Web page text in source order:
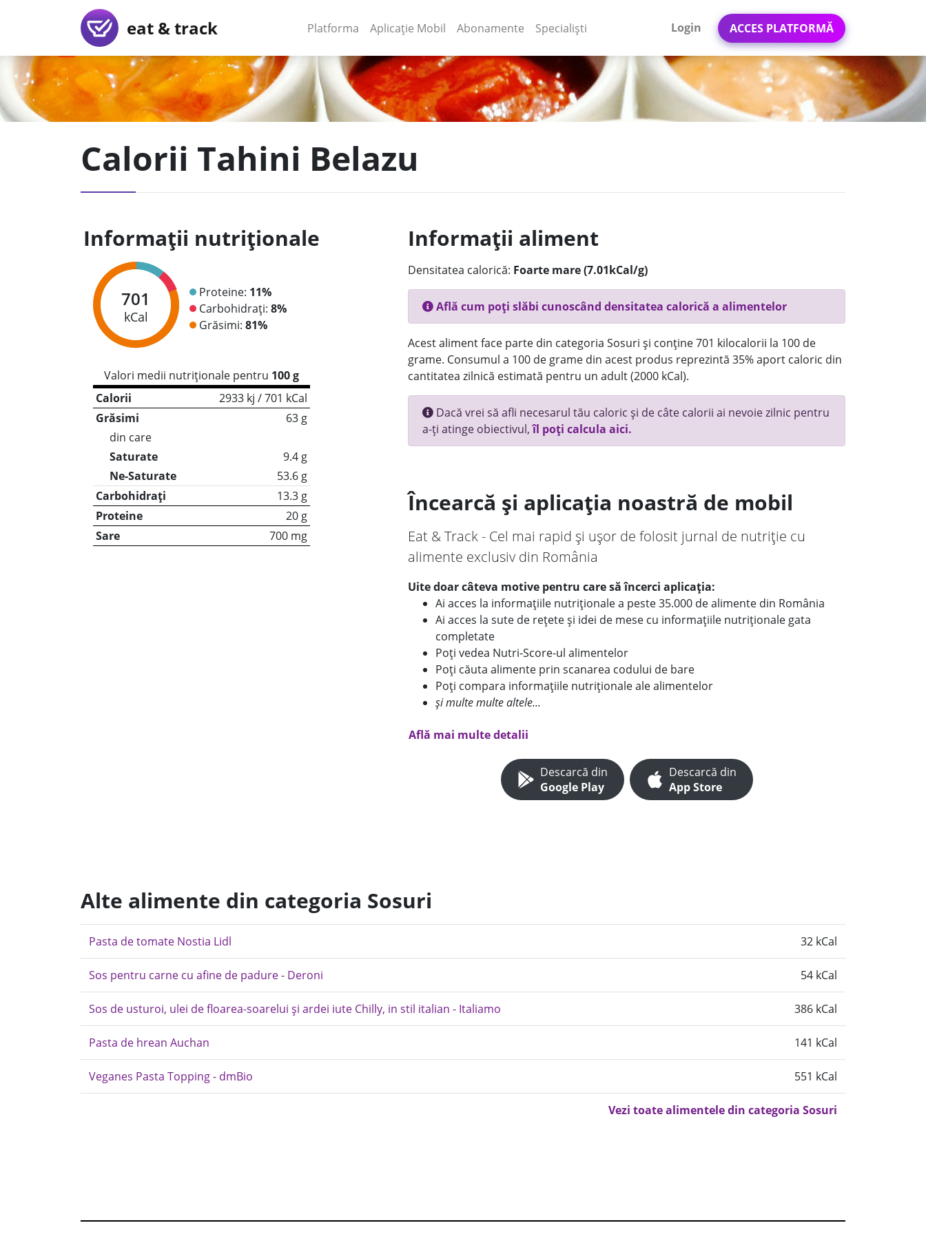
eat & track Platforma (current)
Aplicație Mobil (current)
Abonamente Specialiști Login ACCES PLATFORMĂ
Calorii Tahini Belazu
Informații nutriționale
701
kCal
Proteine: 11%
Carbohidrați: 8%
Grăsimi: 81%
Valori medii nutriționale pentru 100 g
Calorii
2933 kj / 701 kCal
Grăsimi
63 g
din care
Saturate
9.4 g
Ne-Saturate
53.6 g
Carbohidrați
13.3 g
Proteine
20 g
Sare
700 mg
Informații aliment
Densitatea calorică: Foarte mare (7.01kCal/g)
Află cum poți slăbi cunoscând densitatea calorică a alimentelor
Acest aliment face parte din categoria Sosuri și conține 701 kilocalorii la 100 de
grame. Consumul a 100 de grame din acest produs reprezintă 35% aport caloric din
cantitatea zilnică estimată pentru un adult (2000 kCal).
Dacă vrei să afli necesarul tău caloric și de câte calorii ai nevoie zilnic pentru
a-ți atinge obiectivul,îl poți calcula aici.
Încearcă și aplicația noastră de mobil
Eat & Track - Cel mai rapid și ușor de folosit jurnal de nutriție cu
alimente exclusiv din România
Uite doar câteva motive pentru care să încerci aplicația:
Ai acces la informațiile nutriționale a peste 35.000 de alimente din România
Ai acces la sute de rețete și idei de mese cu informațiile nutriționale gata
completate
Poți vedea Nutri-Score-ul alimentelor
Poți căuta alimente prin scanarea codului de bare
Poți compara informațiile nutriționale ale alimentelor
și multe multe altele...
Află mai multe detalii
Descarcă din
Google Play
Descarcă din
App Store
Alte alimente din categoria Sosuri
Pasta de tomate Nostia Lidl 32 kCal
Sos pentru carne cu afine de padure - Deroni 54 kCal
Sos de usturoi, ulei de floarea-soarelui și ardei iute Chilly, in stil italian - Italiamo 386 kCal
Pasta de hrean Auchan 141 kCal
Veganes Pasta Topping - dmBio 551 kCal
Vezi toate alimentele din categoria Sosuri